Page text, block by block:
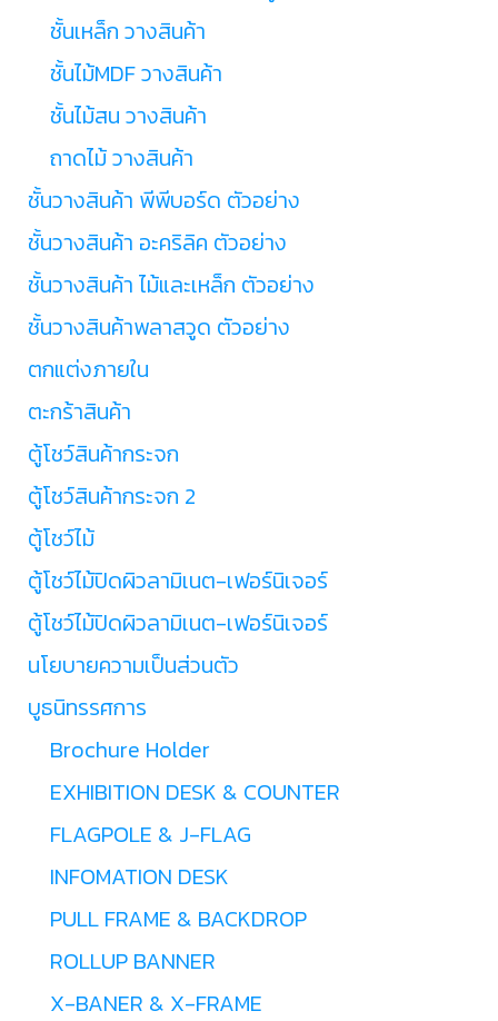
ชั้นเหล็ก วางสินค้า
ชั้นไม้MDF วางสินค้า
ชั้นไม้สน วางสินค้า
ถาดไม้ วางสินค้า
ชั้นวางสินค้า พีพีบอร์ด ตัวอย่าง
ชั้นวางสินค้า อะคริลิค ตัวอย่าง
ชั้นวางสินค้า ไม้และเหล็ก ตัวอย่าง
ชั้นวางสินค้าพลาสวูด ตัวอย่าง
ตกแต่งภายใน
ตะกร้าสินค้า
ตู้โชว์สินค้ากระจก
ตู้โชว์สินค้ากระจก 2
ตู้โชว์ไม้
ตู้โชว์ไม้ปิดผิวลามิเนต-เฟอร์นิเจอร์
ตู้โชว์ไม้ปิดผิวลามิเนต-เฟอร์นิเจอร์
นโยบายความเป็นส่วนตัว
บูธนิทรรศการ
Brochure Holder
EXHIBITION DESK & COUNTER
FLAGPOLE & J-FLAG
INFOMATION DESK
PULL FRAME & BACKDROP
ROLLUP BANNER
X-BANER & X-FRAME